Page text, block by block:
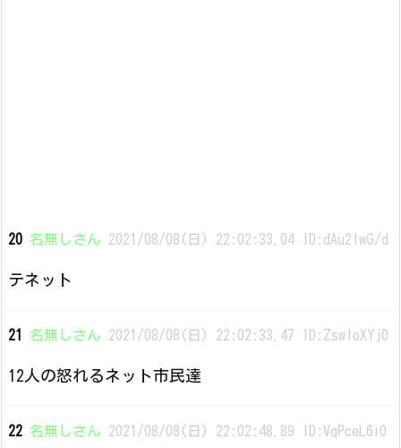
20 名無しさん 2021/08/08(日) 22:02:33.04 ID:dAu2IwG/d
テネット
21 名無しさん 2021/08/08(日) 22:02:33.47 ID:ZswIoXYj0
12人の怒れるネット市民達
22 名無しさん 2021/08/08(日) 22:02:48.89 ID:VqPceL6i0